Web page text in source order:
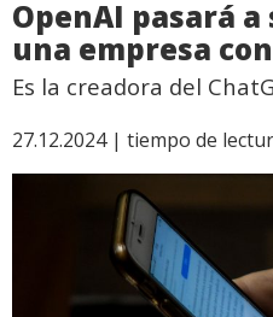
OpenAI pasará
una empresa
Es la creadora del
27.12.2024 | tiempo de